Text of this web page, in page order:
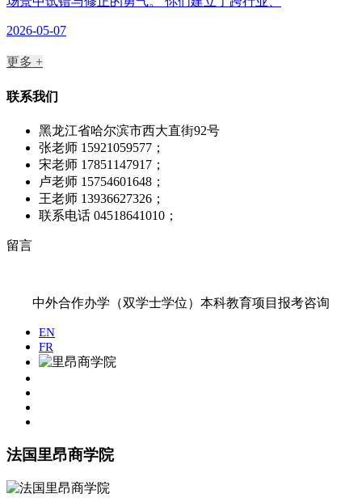
2026-05-07
更多 +
联系我们
黑龙江省哈尔滨市西大直街92号
张老师 15921059577；
宋老师 17851147917；
卢老师 15754601648；
王老师 13936627326；
联系电话 04518641010；
留言
中外合作办学（双学士学位）本科教育项目报考咨询
EN
FR
法国里昂商学院